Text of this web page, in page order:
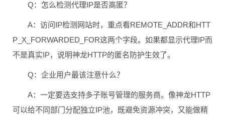
Q：怎么检测代理IP是否高匿？
A：访问IP检测网站时，重点看REMOTE_ADDR和HTT
P_X_FORWARDED_FOR这两个字段。如果都显示代理IP而
不是真实IP，说明神龙HTTP的匿名防护生效了。
Q：企业用户最该注意什么？
A：一定要选支持多子账号管理的服务商。像神龙HTTP
可以给不同部门分配独立IP池，既避免资源冲突，又能做精